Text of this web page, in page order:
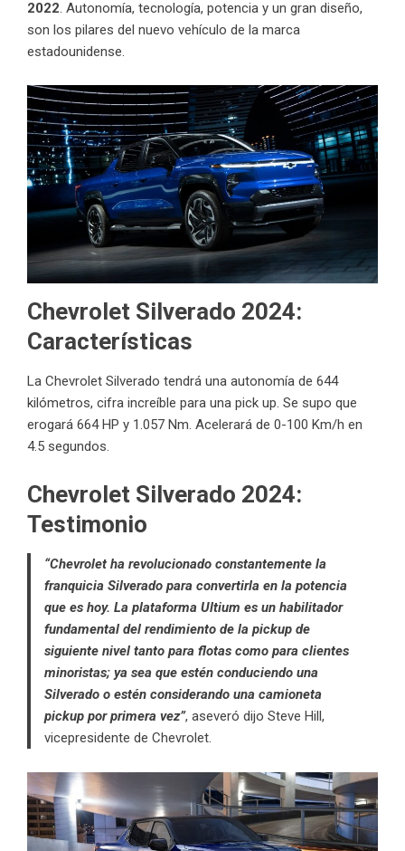
2022. Autonomía, tecnología, potencia y un gran diseño,
son los pilares del nuevo vehículo de la marca
estadounidense.
Chevrolet Silverado 2024:
Características
La Chevrolet Silverado tendrá una autonomía de 644
kilómetros, cifra increíble para una pick up. Se supo que
erogará 664 HP y 1.057 Nm. Acelerará de 0-100 Km/h en
4.5 segundos.
Chevrolet Silverado 2024:
Testimonio
“Chevrolet ha revolucionado constantemente la
franquicia Silverado para convertirla en la potencia
que es hoy. La plataforma Ultium es un habilitador
fundamental del rendimiento de la pickup de
siguiente nivel tanto para flotas como para clientes
minoristas; ya sea que estén conduciendo una
Silverado o estén considerando una camioneta
pickup por primera vez”, aseveró dijo Steve Hill,
vicepresidente de Chevrolet.